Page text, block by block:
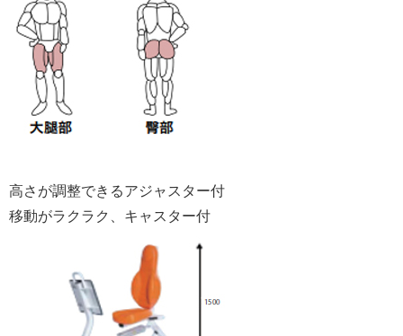
高さが調整できるアジャスター付
移動がラクラク、キャスター付